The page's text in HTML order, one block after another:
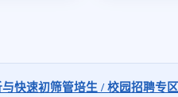
快速初筛管培生 / 校园招聘专区